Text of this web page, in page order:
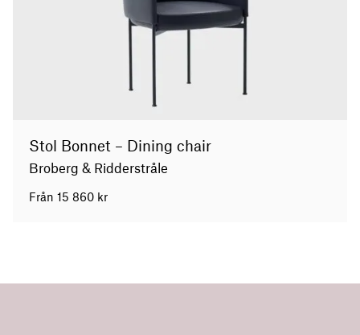
Stol Bonnet – Dining chair
Broberg & Ridderstråle
Från 15 860 kr